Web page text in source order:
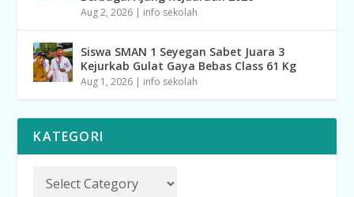
Aug 2, 2026 | info sekolah
Siswa SMAN 1 Seyegan Sabet Juara 3
Kejurkab Gulat Gaya Bebas Class 61 Kg
Aug 1, 2026 | info sekolah
KATEGORI